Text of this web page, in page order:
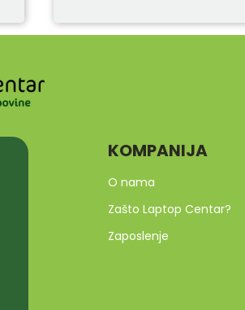
KOMPANIJA
O nama
Zašto Laptop Centar?
Zaposlenje